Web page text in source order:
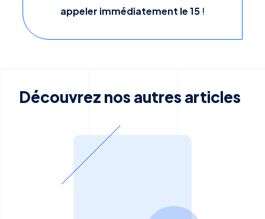
appeler immédiatement le 15 !
Découvrez nos autres articles